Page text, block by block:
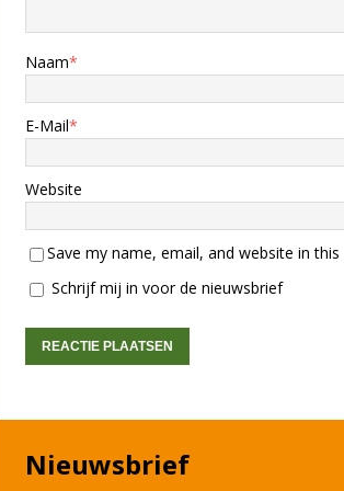
Naam*
E-Mail*
Website
Save my name, email, and website in
Schrijf mij in voor de nieuwsbrief
Nieuwsbrief